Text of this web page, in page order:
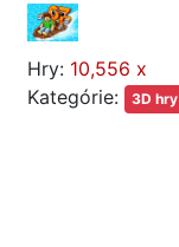
Hry: 10,556 x
Kategórie:
3D hry